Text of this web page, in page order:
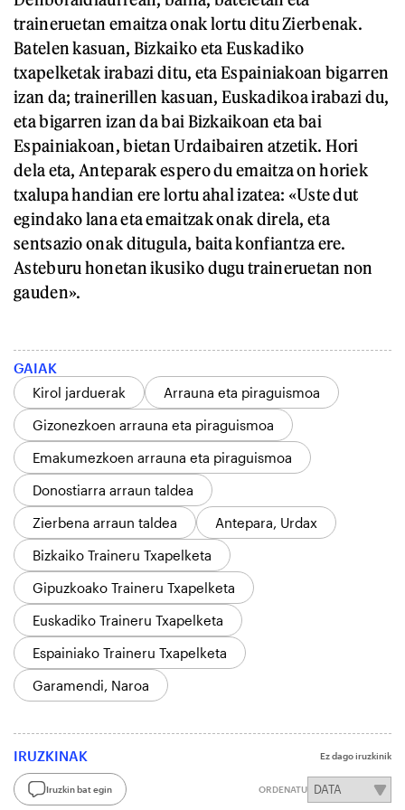
traineruetan emaitza onak lortu ditu Zierbenak.
Batelen kasuan, Bizkaiko eta Euskadiko
txapelketak irabazi ditu, eta Espainiakoan bigarren
izan da; trainerillen kasuan, Euskadikoa irabazi du,
eta bigarren izan da bai Bizkaikoan eta bai
Espainiakoan, bietan Urdaibairen atzetik. Hori
dela eta, Anteparak espero du emaitza on horiek
txalupa handian ere lortu ahal izatea: «Uste dut
egindako lana eta emaitzak onak direla, eta
sentsazio onak ditugula, baita konfiantza ere.
Asteburu honetan ikusiko dugu traineruetan non
gauden».
GAIAK
Kirol jarduerak
Arrauna eta piraguismoa
Gizonezkoen arrauna eta piraguismoa
Emakumezkoen arrauna eta piraguismoa
Donostiarra arraun taldea
Zierbena arraun taldea
Antepara, Urdax
Bizkaiko Traineru Txapelketa
Gipuzkoako Traineru Txapelketa
Euskadiko Traineru Txapelketa
Espainiako Traineru Txapelketa
Garamendi, Naroa
IRUZKINAK Ez dago iruzkinik
Iruzkin bat egin ORDENATU